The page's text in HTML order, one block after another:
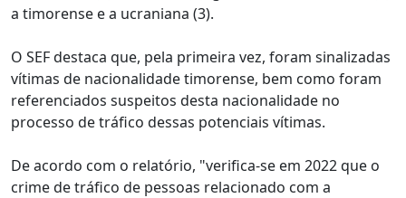
a timorense e a ucraniana (3).
O SEF destaca que, pela primeira vez, foram sinalizadas
vítimas de nacionalidade timorense, bem como foram
referenciados suspeitos desta nacionalidade no
processo de tráfico dessas potenciais vítimas.
De acordo com o relatório, "verifica-se em 2022 que o
crime de tráfico de pessoas relacionado com a